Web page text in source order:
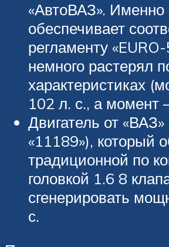
«АвтоВАЗ». Именно
обеспечивает
регламенту «EURO-
немного растерял
характеристиках
102 л. с., а момент
Двигатель от «ВАЗ»
«11189»), который
традиционной по
головкой 1.6 8
сгенерировать
с.